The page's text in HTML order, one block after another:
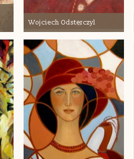
Wojciech Odsterczyl